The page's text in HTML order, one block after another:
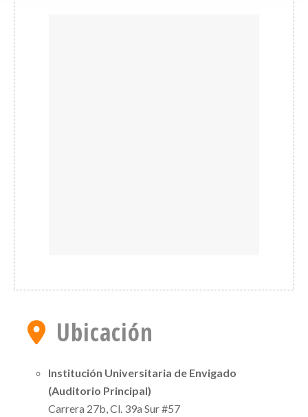
Ubicación
Institución Universitaria de Envigado
(Auditorio Principal)
Carrera 27b, Cl. 39a Sur #57